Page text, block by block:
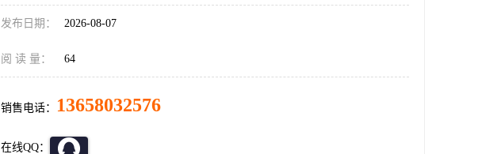
发布日期： 2026-08-07
阅 读 量： 64
销售电话： 13658032576
在线QQ：